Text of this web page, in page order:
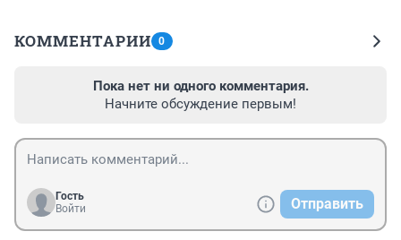
КОММЕНТАРИИ 0
Пока нет ни одного комментария.
Начните обсуждение первым!
Гость
Войти
Отправить